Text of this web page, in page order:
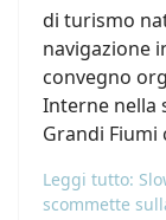
di turismo
navigazione
convegno
Interne nella
Grandi Fiumi
Leggi tutto:
scommette